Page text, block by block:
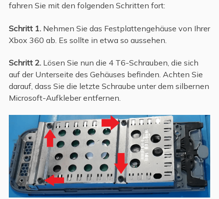
fahren Sie mit den folgenden Schritten fort:
Schritt 1. Nehmen Sie das Festplattengehäuse von Ihrer
Xbox 360 ab. Es sollte in etwa so aussehen.
Schritt 2. Lösen Sie nun die 4 T6-Schrauben, die sich
auf der Unterseite des Gehäuses befinden. Achten Sie
darauf, dass Sie die letzte Schraube unter dem silbernen
Microsoft-Aufkleber entfernen.